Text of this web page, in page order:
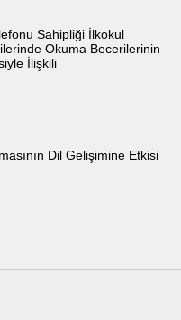
Sahipliği İlkokul
Okuma Becerilerinin
İlişkili
Dil Gelişimine Etkisi